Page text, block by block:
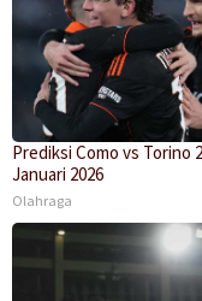
Prediksi Como vs Torino
Januari 2026
Olahraga